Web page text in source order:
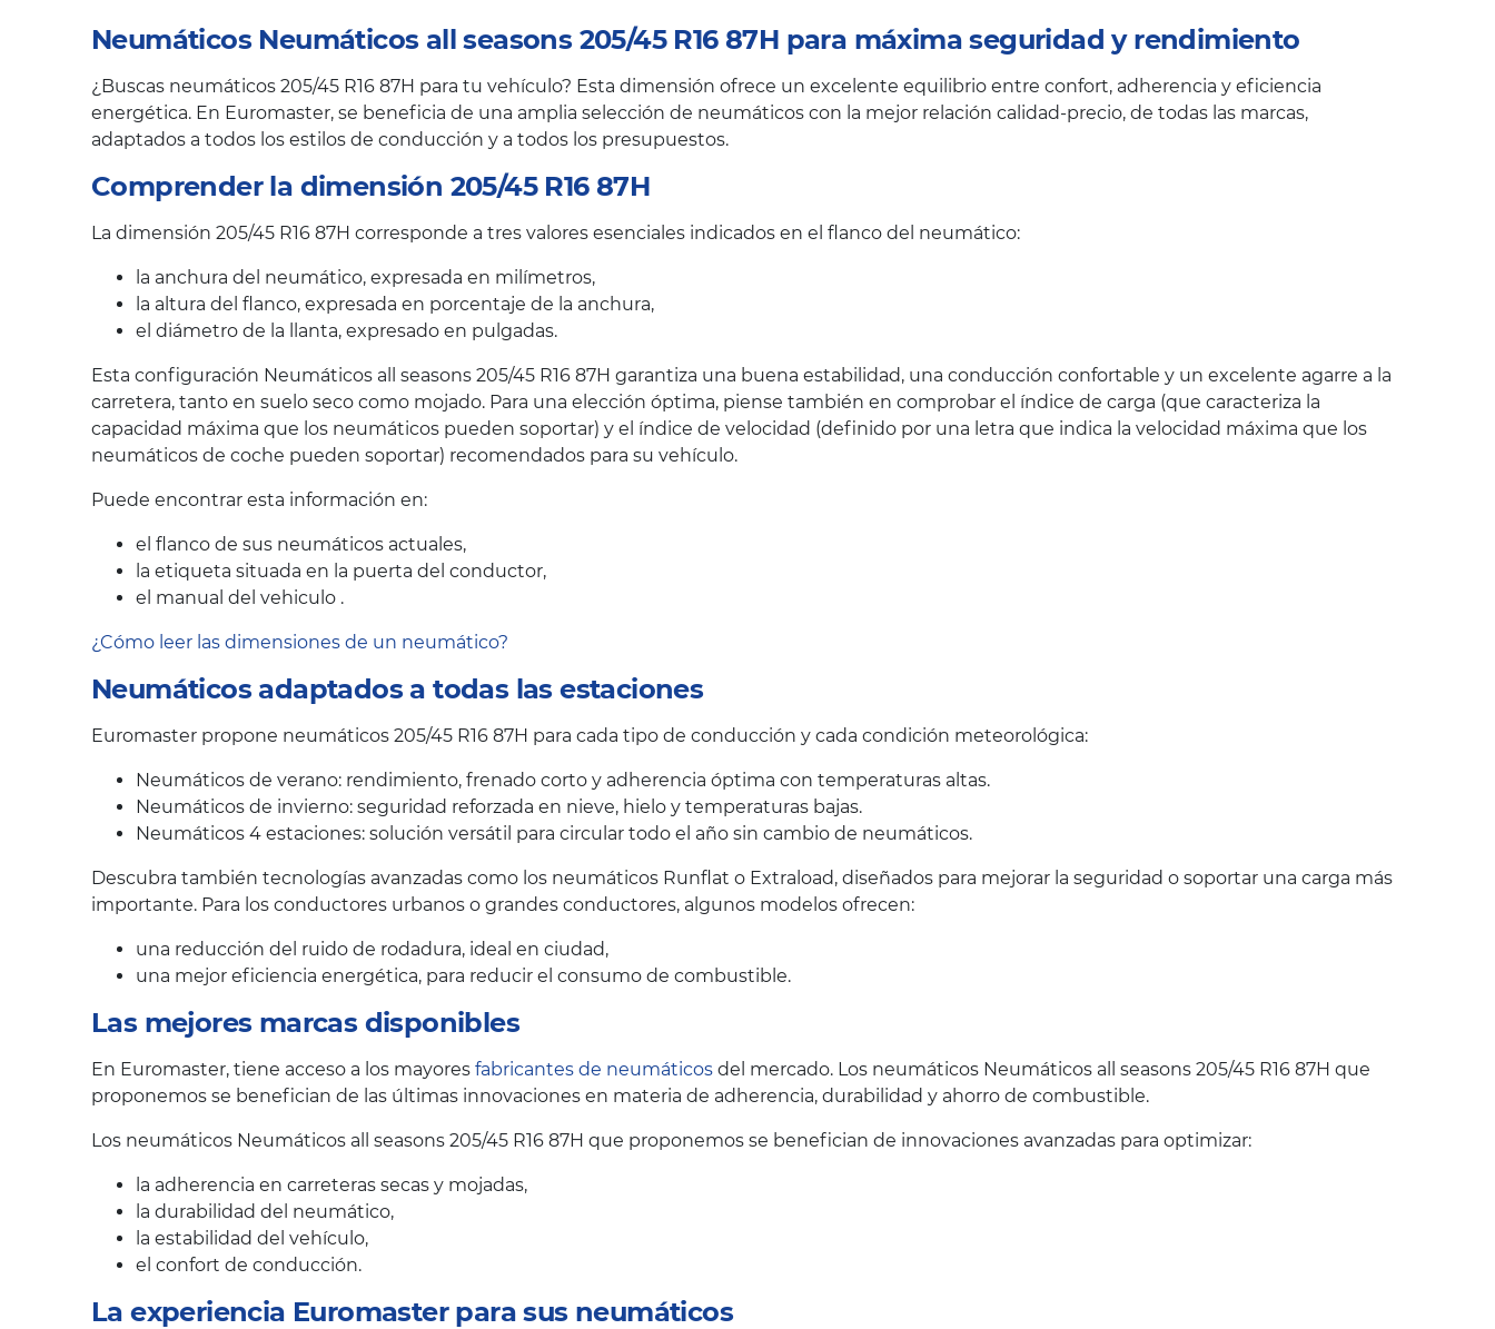
Neumáticos Neumáticos all seasons 205/45 R16 87H para máxima seguridad y rendimiento
¿Buscas neumáticos 205/45 R16 87H para tu vehículo? Esta dimensión ofrece un excelente equilibrio entre confort, adherencia y eficiencia
energética. En Euromaster, se beneficia de una amplia selección de neumáticos con la mejor relación calidad-precio, de todas las marcas,
adaptados a todos los estilos de conducción y a todos los presupuestos.
Comprender la dimensión 205/45 R16 87H
La dimensión 205/45 R16 87H corresponde a tres valores esenciales indicados en el flanco del neumático:
la anchura del neumático, expresada en milímetros,
la altura del flanco, expresada en porcentaje de la anchura,
el diámetro de la llanta, expresado en pulgadas.
Esta configuración Neumáticos all seasons 205/45 R16 87H garantiza una buena estabilidad, una conducción confortable y un excelente agarre a la
carretera, tanto en suelo seco como mojado. Para una elección óptima, piense también en comprobar el índice de carga (que caracteriza la
capacidad máxima que los neumáticos pueden soportar) y el índice de velocidad (definido por una letra que indica la velocidad máxima que los
neumáticos de coche pueden soportar) recomendados para su vehículo.
Puede encontrar esta información en:
el flanco de sus neumáticos actuales,
la etiqueta situada en la puerta del conductor,
el manual del vehiculo .
¿Cómo leer las dimensiones de un neumático?
Neumáticos adaptados a todas las estaciones
Euromaster propone neumáticos 205/45 R16 87H para cada tipo de conducción y cada condición meteorológica:
Neumáticos de verano: rendimiento, frenado corto y adherencia óptima con temperaturas altas.
Neumáticos de invierno: seguridad reforzada en nieve, hielo y temperaturas bajas.
Neumáticos 4 estaciones: solución versátil para circular todo el año sin cambio de neumáticos.
Descubra también tecnologías avanzadas como los neumáticos Runflat o Extraload, diseñados para mejorar la seguridad o soportar una carga más
importante. Para los conductores urbanos o grandes conductores, algunos modelos ofrecen:
una reducción del ruido de rodadura, ideal en ciudad,
una mejor eficiencia energética, para reducir el consumo de combustible.
Las mejores marcas disponibles
En Euromaster, tiene acceso a los mayores fabricantes de neumáticos del mercado. Los neumáticos Neumáticos all seasons 205/45 R16 87H que
proponemos se benefician de las últimas innovaciones en materia de adherencia, durabilidad y ahorro de combustible.
Los neumáticos Neumáticos all seasons 205/45 R16 87H que proponemos se benefician de innovaciones avanzadas para optimizar:
la adherencia en carreteras secas y mojadas,
la durabilidad del neumático,
la estabilidad del vehículo,
el confort de conducción.
La experiencia Euromaster para sus neumáticos